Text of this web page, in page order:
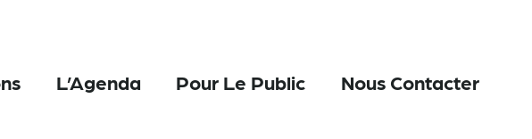
L’Agenda Pour Le Public Nous Contacter